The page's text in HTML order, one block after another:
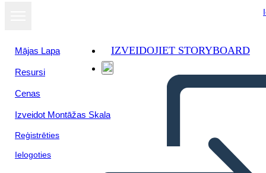
Mājas Lapa
Resursi
Cenas
Izveidot Montāžas Skala
Reģistrēties
Ielogoties
IZVEIDOJIET STORYBOARD
Skatīt kā
slaidrādi